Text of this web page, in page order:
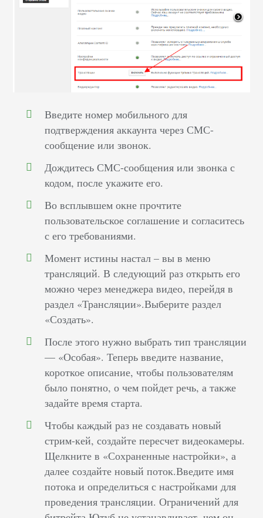
Введите номер мобильного для
подтверждения аккаунта через СМС-
сообщение или звонок.
Дождитесь СМС-сообщения или звонка с
кодом, после укажите его.
Во всплывшем окне прочтите
пользовательское соглашение и согласитесь
с его требованиями.
Момент истины настал – вы в меню
трансляций. В следующий раз открыть его
можно через менеджера видео, перейдя в
раздел «Трансляции».Выберите раздел
«Создать».
После этого нужно выбрать тип трансляции
— «Особая». Теперь введите название,
короткое описание, чтобы пользователям
было понятно, о чем пойдет речь, а также
задайте время старта.
Чтобы каждый раз не создавать новый
стрим-кей, создайте пересчет видеокамеры.
Щелкните в «Сохраненные настройки», а
далее создайте новый поток.Введите имя
потока и определиться с настройками для
проведения трансляции. Ограничений для